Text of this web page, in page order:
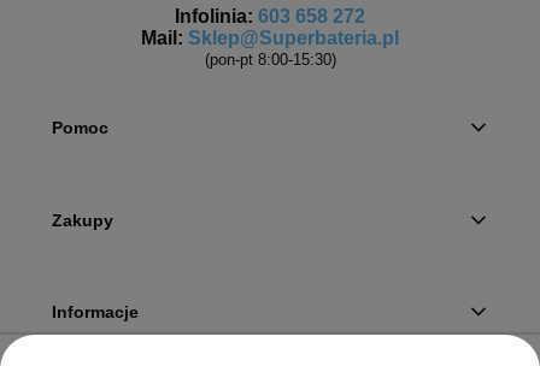
Infolinia: 603 658 272
Mail: Sklep@Superbateria.pl
(pon-pt 8:00-15:30)
Pomoc
Zakupy
Informacje